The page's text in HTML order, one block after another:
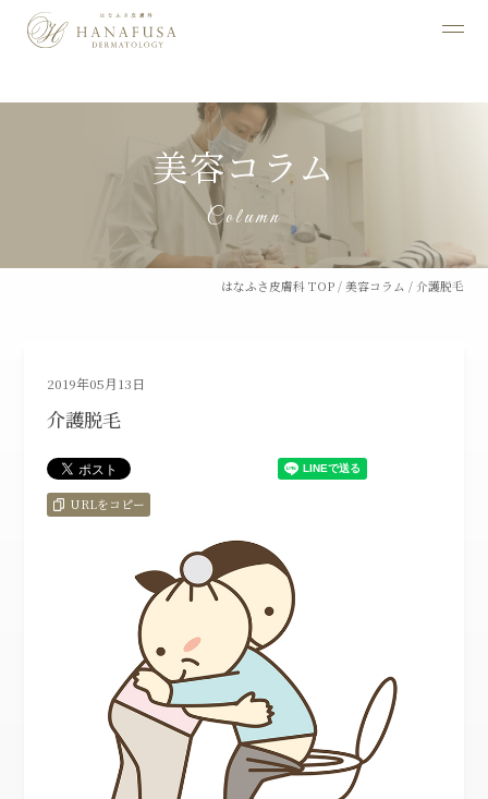
Warning: Undefined variable $imgSize in
/home/seek58/mitakabiyou.com/public_html/wp/wp-
content/themes/hanafusa/inc/cmn-meta.php
美容コラム
Column
はなふさ皮膚科 TOP /美容コラム / 介護脱毛
2019年05月13日
介護脱毛
URLをコピー